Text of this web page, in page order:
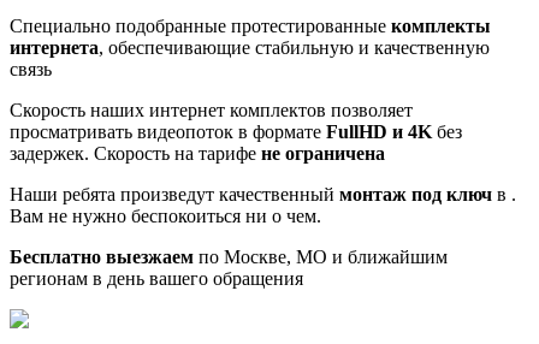
Специально подобранные протестированные комплекты
интернета, обеспечивающие стабильную и качественную
связь
Скорость наших интернет комплектов позволяет
просматривать видеопоток в формате FullHD и 4K без
задержек. Скорость на тарифе не ограничена
Наши ребята произведут качественный монтаж под ключ в .
Вам не нужно беспокоиться ни о чем.
Бесплатно выезжаем по Москве, МО и ближайшим
регионам в день вашего обращения